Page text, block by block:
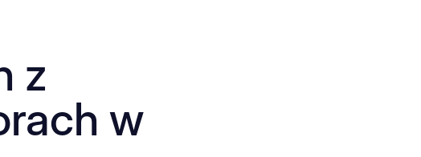
z
w